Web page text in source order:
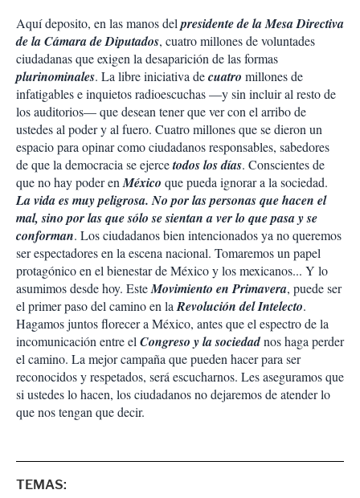
Aquí deposito, en las manos del presidente de la Mesa Directiva
de la Cámara de Diputados, cuatro millones de voluntades
ciudadanas que exigen la desaparición de las formas
plurinominales. La libre iniciativa decuatro millones de
infatigables e inquietos radioescuchas —y sin incluir al resto de
los auditorios— que desean tener que ver con el arribo de
ustedes al poder y al fuero. Cuatro millones que se dieron un
espacio para opinar como ciudadanos responsables, sabedores
de que la democracia se ejercetodos los días. Conscientes de
que no hay poder en México que pueda ignorar a la sociedad.
La vida es muy peligrosa. No por las personas que hacen el
mal, sino por las que sólo se sientan a ver lo que pasa y se
conforman. Los ciudadanos bien intencionados ya no queremos
ser espectadores en la escena nacional. Tomaremos un papel
protagónico en el bienestar de México y los mexicanos... Y lo
asumimos desde hoy. EsteMovimiento en Primavera, puede ser
el primer paso del camino en la Revolución del Intelecto.
Hagamos juntos florecer a México, antes que el espectro de la
incomunicación entre el Congreso y la sociedadnos haga perder
el camino. La mejor campaña que pueden hacer para ser
reconocidos y respetados, será escucharnos. Les aseguramos que
si ustedes lo hacen, los ciudadanos no dejaremos de atender lo
que nos tengan que decir.
TEMAS: